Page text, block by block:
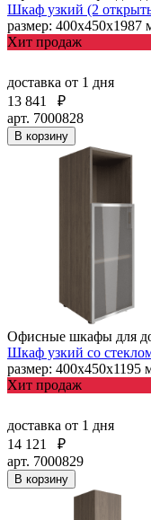
Шкаф узкий (2
размер: 400х450х1987
Хит продаж
доставка от 1 дня
13 841
₽
арт. 7000828
В корзину
Офисные шкафы для
Шкаф узкий со
размер: 400х450х1195
Хит продаж
доставка от 1 дня
14 121
₽
арт. 7000829
В корзину